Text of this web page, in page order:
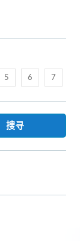
5 6 7
搜寻